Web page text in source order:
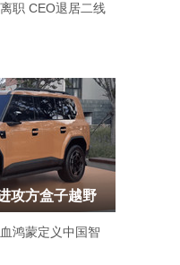
职 CEO退居二线
攻方盒子越野
鸿蒙定义中国智